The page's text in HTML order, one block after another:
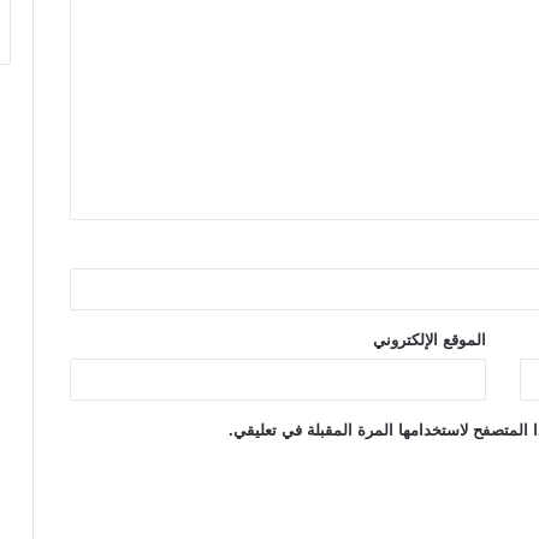
الموقع الإلكتروني
لاستخدامها المرة المقبلة في تعليقي.